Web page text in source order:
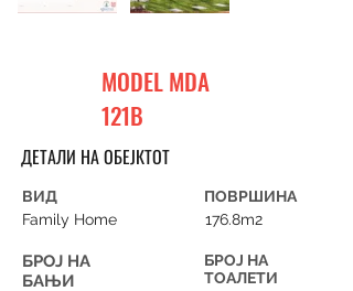
MODEL MDA
121B
ДЕТАЛИ НА ОБЕЈКТОТ
ВИД
Family Home
БРОЈ НА
БАЊИ
ПОВРШИНА
176.8m2
БРОЈ НА
ТОАЛЕТИ